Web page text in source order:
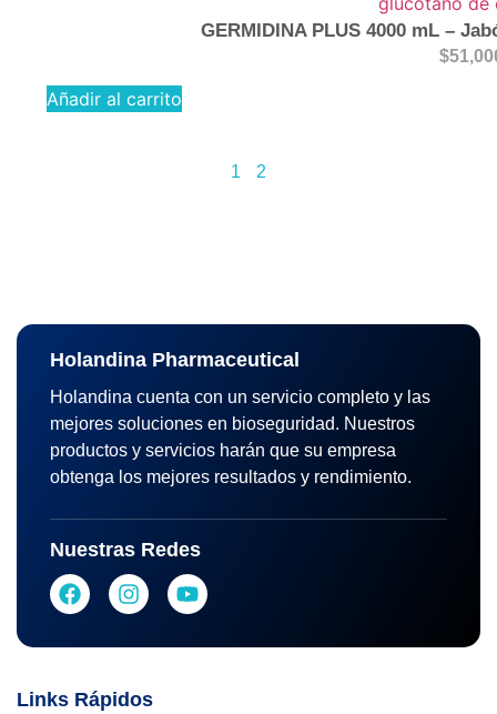
GERMIDINA PLUS 4000 mL –
$
Añadir al carrito
1 2
Holandina Pharmaceutical
Holandina cuenta con un servicio completo y las
mejores soluciones en bioseguridad. Nuestros
productos y servicios harán que su empresa
obtenga los mejores resultados y rendimiento.
Nuestras Redes
Links Rápidos